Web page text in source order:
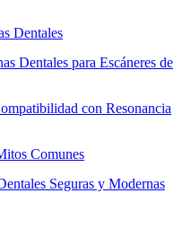
Dentales
Dentales para Escáneres de
con Resonancia
Comunes
Seguras y Modernas